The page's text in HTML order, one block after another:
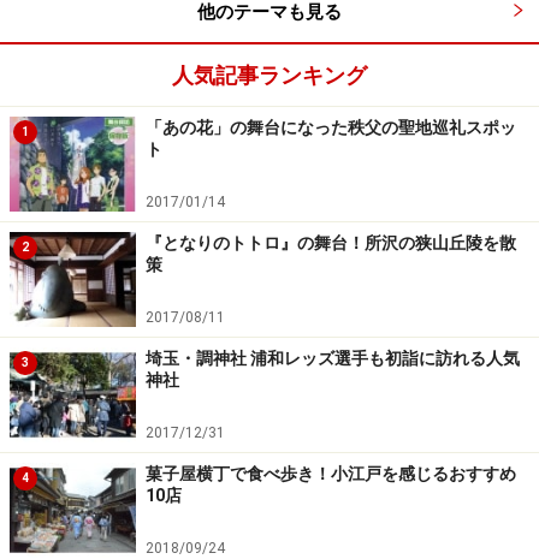
三味線、太鼓、鉦鼓（しょうこ）、篠笛などが奏でるお
囃子にのって、熱気に満ちた踊りが披露されます。各々
の連の身のこなしにはオリジナリティーが溢れているの
で、飽きることはありません。目の前を踊り手が練り歩
くため、踊り手の鼓動が伝わってくるかのようです。す
っかり越谷の夏の風物詩として定着したイベントは例
年、メディアにも取り上げられています。
阿波踊りのお囃子を奏でる連の演奏者
歩道をはみ出す観覧者と報道陣
他のテーマも見る
人気記事ランキング
1
「あの花」の舞台になった秩父の聖地巡礼スポッ
ト
2017/01/14
2
『となりのトトロ』の舞台！所沢の狭山丘陵を散
策
2017/08/11
3
埼玉・調神社 浦和レッズ選手も初詣に訪れる人気
神社
2017/12/31
4
菓子屋横丁で食べ歩き！小江戸を感じるおすすめ
10店
2018/09/24